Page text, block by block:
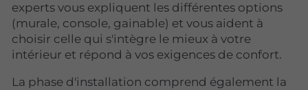
experts vous expliquent les différentes options
(murale, console, gainable) et vous aident à
choisir celle qui s'intègre le mieux à votre
intérieur et répond à vos exigences de confort.
La phase d'installation comprend également la